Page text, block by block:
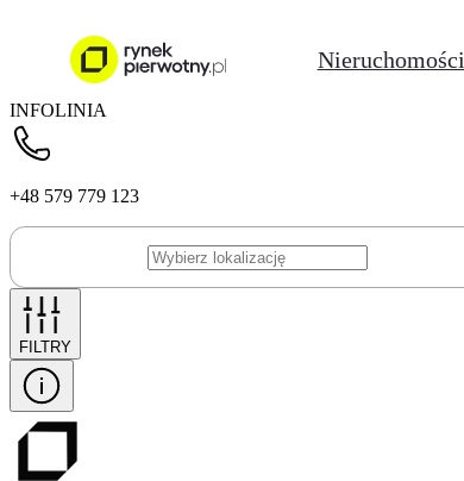
Nieruchomości
INFOLINIA
+48 579 779 123
FILTRY